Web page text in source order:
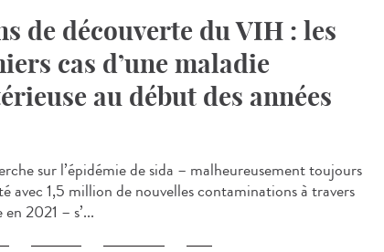
de découverte du VIH : les
cas d’une maladie
au début des années
sur l’épidémie de sida – malheureusement toujours
avec 1,5 million de nouvelles contaminations à travers
2021 – s’...